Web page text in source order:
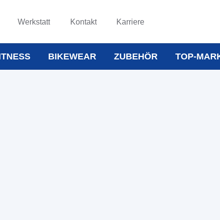
Werkstatt Kontakt Karriere
BIKEWEAR ZUBEHÖR TOP-